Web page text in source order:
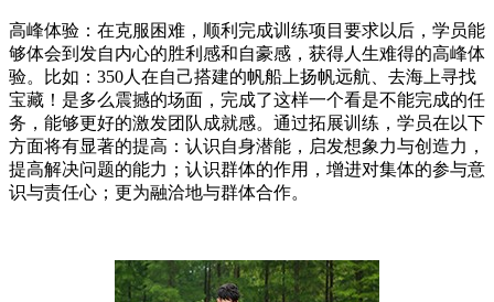
高峰体验：在克服困难，顺利完成训练项目要求以后，学员能
够体会到发自内心的胜利感和自豪感，获得人生难得的高峰体
验。比如：350人在自己搭建的帆船上扬帆远航、去海上寻找
宝藏！是多么震撼的场面，完成了这样一个看是不能完成的任
务，能够更好的激发团队成就感。通过拓展训练，学员在以下
方面将有显著的提高：认识自身潜能，启发想象力与创造力，
提高解决问题的能力；认识群体的作用，增进对集体的参与意
识与责任心；更为融洽地与群体合作。